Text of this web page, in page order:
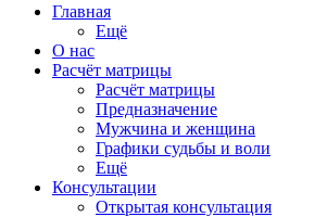
Главная
Ещё
О нас
Расчёт матрицы
Расчёт матрицы
Предназначение
Мужчина и женщина
Графики судьбы и воли
Ещё
Консультации
Открытая консультация